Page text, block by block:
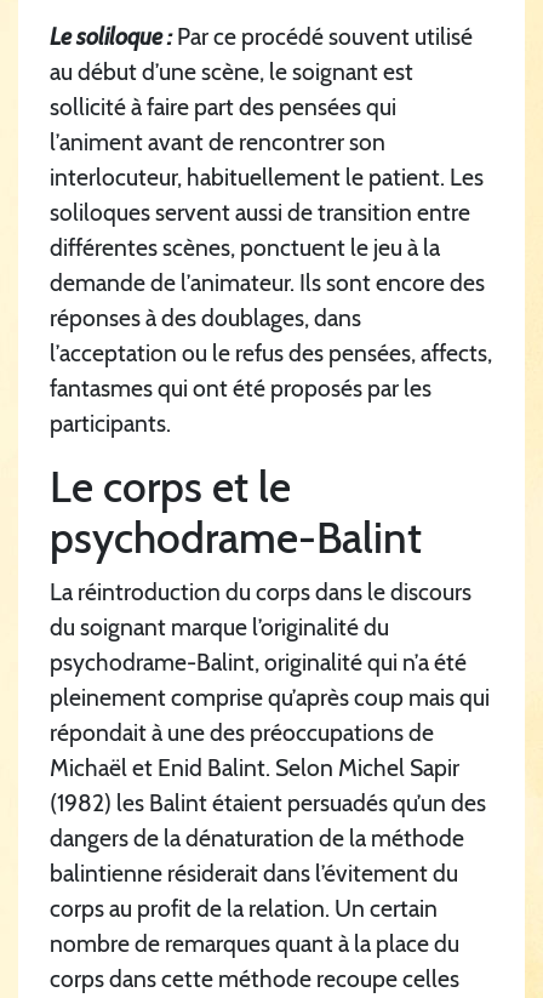
Le soliloque :Par ce procédé souvent utilisé
au début d’une scène, le soignant est
sollicité à faire part des pensées qui
l’animent avant de rencontrer son
interlocuteur, habituellement le patient. Les
soliloques servent aussi de transition entre
différentes scènes, ponctuent le jeu à la
demande de l’animateur. Ils sont encore des
réponses à des doublages, dans
l’acceptation ou le refus des pensées, affects,
fantasmes qui ont été proposés par les
participants.
Le corps et le
psychodrame-Balint
La réintroduction du corps dans le discours
du soignant marque l’originalité du
psychodrame-Balint, originalité qui n’a été
pleinement comprise qu’après coup mais qui
répondait à une des préoccupations de
Michaël et Enid Balint. Selon Michel Sapir
(1982) les Balint étaient persuadés qu’un des
dangers de la dénaturation de la méthode
balintienne résiderait dans l’évitement du
corps au profit de la relation. Un certain
nombre de remarques quant à la place du
corps dans cette méthode recoupe celles